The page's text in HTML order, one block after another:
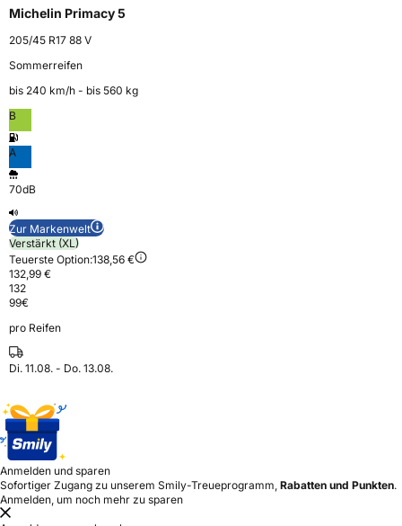
Michelin Primacy 5
205/45 R17 88 V
Sommerreifen
bis 240 km⁠/⁠h - bis 560 kg
B
A
70dB
Zur Markenwelt
Verstärkt (XL)
Teuerste Option:138,56 €
132,99 €
132
99€
pro Reifen
Di. 11.08. - Do. 13.08.
Anmelden und sparen
Sofortiger Zugang zu unserem Smily-Treueprogramm, Rabatten und Punkten.
Anmelden, um noch mehr zu sparen